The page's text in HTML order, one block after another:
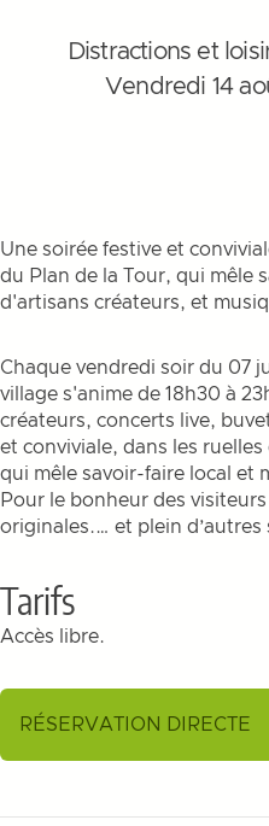
Distractions et
Vendredi 14
Une soirée festive et
du Plan de la Tour, qui mêle
d'artisans créateurs, et
Chaque vendredi soir du 07
village s'anime de 18h30 à
créateurs, concerts live,
et conviviale, dans les
qui mêle savoir-faire local et
Pour le bonheur des
originales.… et plein d’autres
Tarifs
Accès libre.
RÉSERVATION DIRECTE